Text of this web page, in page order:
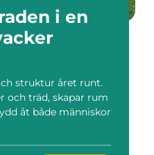
struktur året runt.
och träd, skapar rum
åt både människor